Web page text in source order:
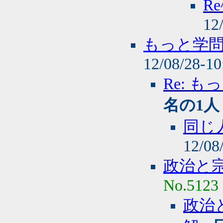
もっと学
12/08/28-
Re: も
名の1人
同じ
12/
政治と
No.5123
政治